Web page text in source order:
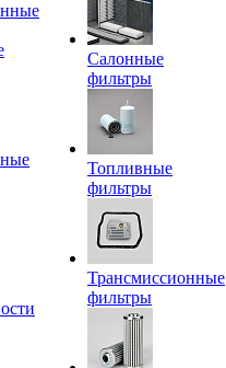
Салонные
фильтры
Топливные
фильтры
Трансмиссионные
фильтры